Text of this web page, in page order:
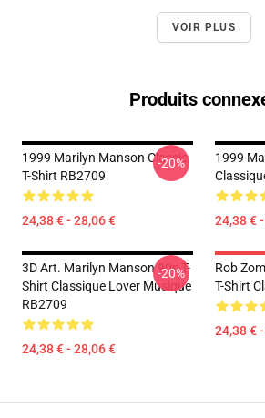
VOIR PLUS
Produits
1999 Marilyn Manson Classic
T-Shirt RB2709
24,38 € - 28,06 €
-20%
1999
24,38 €
3D Art. Marilyn Manson 90s T-
Shirt Classique Lover Musique
RB2709
24,38 € - 28,06 €
-20%
Rob
T-Shirt
24,38 €